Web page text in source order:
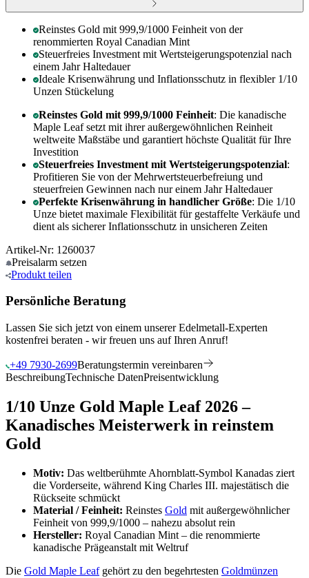
Reinstes Gold mit 999,9/1000 Feinheit von der
renommierten Royal Canadian Mint
Steuerfreies Investment mit Wertsteigerungspotenzial nach
einem Jahr Haltedauer
Ideale Krisenwährung und Inflationsschutz in flexibler 1/10
Unzen Stückelung
Reinstes Gold mit 999,9/1000 Feinheit: Die kanadische
Maple Leaf setzt mit ihrer außergewöhnlichen Reinheit
weltweite Maßstäbe und garantiert höchste Qualität für Ihre
Investition
Steuerfreies Investment mit Wertsteigerungspotenzial:
Profitieren Sie von der Mehrwertsteuerbefreiung und
steuerfreien Gewinnen nach nur einem Jahr Haltedauer
Perfekte Krisenwährung in handlicher Größe: Die 1/10
Unze bietet maximale Flexibilität für gestaffelte Verkäufe und
dient als sicherer Inflationsschutz in unsicheren Zeiten
Artikel-Nr: 1260037
Preisalarm setzen
Produkt teilen
Persönliche Beratung
Lassen Sie sich jetzt von einem unserer Edelmetall-Experten
kostenfrei beraten - wir freuen uns auf Ihren Anruf!
+49 7930-2699Beratungstermin vereinbaren
BeschreibungTechnische DatenPreisentwicklung
1/10 Unze Gold Maple Leaf 2026 –
Kanadisches Meisterwerk in reinstem
Gold
Motiv: Das weltberühmte Ahornblatt-Symbol Kanadas ziert
die Vorderseite, während King Charles III. majestätisch die
Rückseite schmückt
Material / Feinheit: Reinstes Gold mit außergewöhnlicher
Feinheit von 999,9/1000 – nahezu absolut rein
Hersteller: Royal Canadian Mint – die renommierte
kanadische Prägeanstalt mit Weltruf
Die Gold Maple Leafgehört zu den begehrtesten Goldmünzen